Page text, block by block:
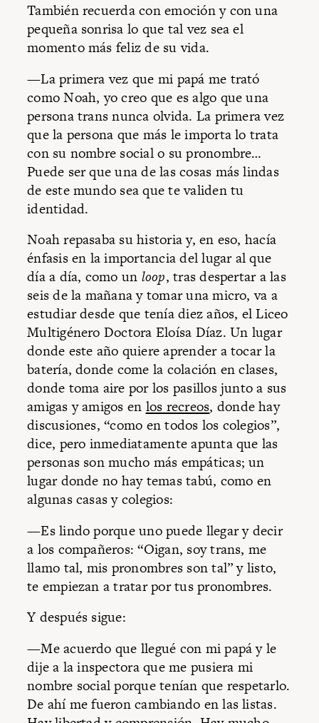
También recuerda con emoción y con una
pequeña sonrisa lo que tal vez sea el
momento más feliz de su vida.
—La primera vez que mi papá me trató
como Noah, yo creo que es algo que una
persona trans nunca olvida. La primera vez
que la persona que más le importa lo trata
con su nombre social o su pronombre…
Puede ser que una de las cosas más lindas
de este mundo sea que te validen tu
identidad.
Noah repasaba su historia y, en eso, hacía
énfasis en la importancia del lugar al que
día a día, como un loop, tras despertar a las
seis de la mañana y tomar una micro, va a
estudiar desde que tenía diez años, el Liceo
Multigénero Doctora Eloísa Díaz. Un lugar
donde este año quiere aprender a tocar la
batería, donde come la colación en clases,
donde toma aire por los pasillos junto a sus
amigas y amigos en los recreos, donde hay
discusiones, “como en todos los colegios”,
dice, pero inmediatamente apunta que las
personas son mucho más empáticas; un
lugar donde no hay temas tabú, como en
algunas casas y colegios:
—Es lindo porque uno puede llegar y decir
a los compañeros: “Oigan, soy trans, me
llamo tal, mis pronombres son tal” y listo,
te empiezan a tratar por tus pronombres.
Y después sigue:
—Me acuerdo que llegué con mi papá y le
dije a la inspectora que me pusiera mi
nombre social porque tenían que respetarlo.
De ahí me fueron cambiando en las listas.